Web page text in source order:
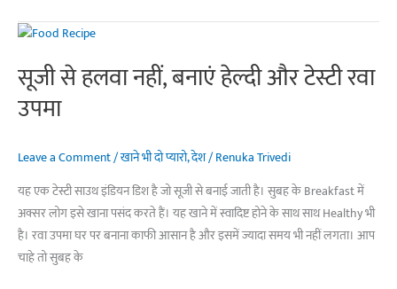
चटनी
खाकर
जाएंगे
धनिया
चटनी
सूजी से हलवा नहीं, बनाएं हेल्दी और टेस्टी रवा
उपमा
Leave a Comment/खाने भी दो प्यारो,देश/Renuka Trivedi
यह एक टेस्टी साउथ इंडियन डिश है जो सूजी से बनाई जाती है। सुबह के Breakfast में
अक्सर लोग इसे खाना पसंद करते हैं। यह खाने में स्वादिष्ट होने के साथ साथ Healthy भी
है। रवा उपमा घर पर बनाना काफी आसान है और इसमें ज्यादा समय भी नहीं लगता। आप
चाहे तो सुबह के